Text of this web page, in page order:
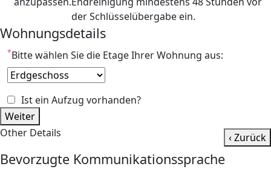
der Schlüsselübergabe ein.
Wohnungsdetails
*Bitte wählen Sie die Etage Ihrer Wohnung aus:
Ist ein Aufzug vorhanden?
Weiter
Other Details
‹ Zurück
Bevorzugte Kommunikationssprache